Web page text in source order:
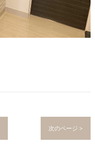
次のページ >